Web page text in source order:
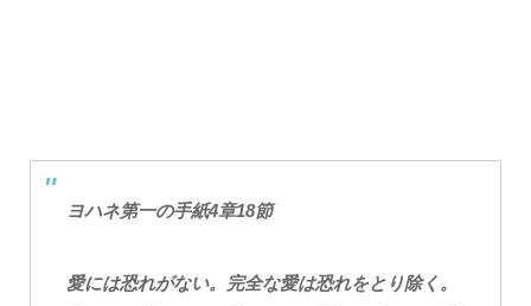
ヨハネ第一の手紙4章18節
愛には恐れがない。完全な愛は恐れをとり除く。